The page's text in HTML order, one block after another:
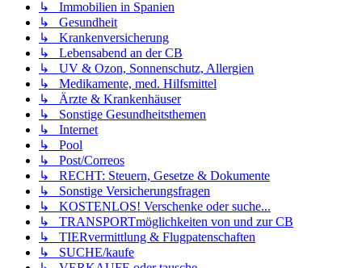
↳ Immobilien in Spanien
↳ Gesundheit
↳ Krankenversicherung
↳ Lebensabend an der CB
↳ UV & Ozon, Sonnenschutz, Allergien
↳ Medikamente, med. Hilfsmittel
↳ Ärzte & Krankenhäuser
↳ Sonstige Gesundheitsthemen
↳ Internet
↳ Pool
↳ Post/Correos
↳ RECHT: Steuern, Gesetze & Dokumente
↳ Sonstige Versicherungsfragen
↳ KOSTENLOS! Verschenke oder suche...
↳ TRANSPORTmöglichkeiten von und zur CB
↳ TIERvermittlung & Flugpatenschaften
↳ SUCHE/kaufe